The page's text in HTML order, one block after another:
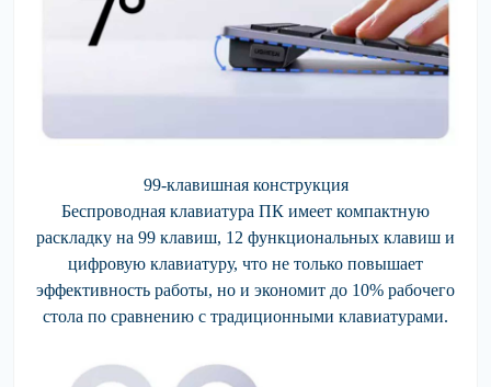
99-клавишная конструкция
Беспроводная клавиатура ПК имеет компактную
раскладку на 99 клавиш, 12 функциональных клавиш и
цифровую клавиатуру, что не только повышает
эффективность работы, но и экономит до 10% рабочего
стола по сравнению с традиционными клавиатурами.